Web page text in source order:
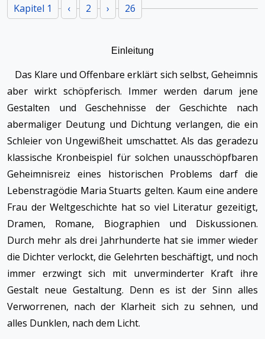
Kapitel 1 ‹ 2 › 26
Einleitung
Das Klare und Offenbare erklärt sich selbst, Geheimnis
aber wirkt schöpferisch. Immer werden darum jene
Gestalten und Geschehnisse der Geschichte nach
abermaliger Deutung und Dichtung verlangen, die ein
Schleier von Ungewißheit umschattet. Als das geradezu
klassische Kronbeispiel für solchen unausschöpfbaren
Geheimnisreiz eines historischen Problems darf die
Lebenstragödie Maria Stuarts gelten. Kaum eine andere
Frau der Weltgeschichte hat so viel Literatur gezeitigt,
Dramen, Romane, Biographien und Diskussionen.
Durch mehr als drei Jahrhunderte hat sie immer wieder
die Dichter verlockt, die Gelehrten beschäftigt, und noch
immer erzwingt sich mit unverminderter Kraft ihre
Gestalt neue Gestaltung. Denn es ist der Sinn alles
Verworrenen, nach der Klarheit sich zu sehnen, und
alles Dunklen, nach dem Licht.